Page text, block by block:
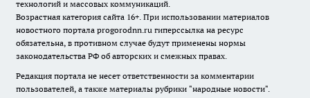
технологий и массовых коммуникаций.
Возрастная категория сайта 16+. При использовании материалов
новостного портала progorodnn.ru гиперссылка на ресурс
обязательна, в противном случае будут применены нормы
законодательства РФ об авторских и смежных правах.
Редакция портала не несет ответственности за комментарии
пользователей, а также материалы рубрики "народные новости".